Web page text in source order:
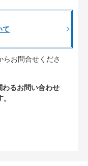
て
お問合せくださ
るお問い合わせ